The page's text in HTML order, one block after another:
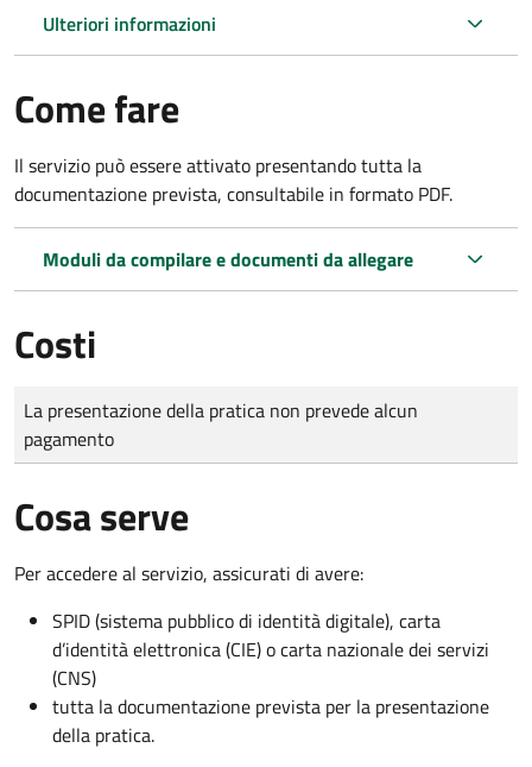
Ulteriori informazioni
Come fare
Il servizio può essere attivato presentando tutta la
documentazione prevista, consultabile in formato PDF.
Moduli da compilare e documenti da allegare
Costi
Tipo di pagamento
Importo
La presentazione della pratica non prevede alcun
pagamento
Cosa serve
Per accedere al servizio, assicurati di avere:
SPID (sistema pubblico di identità digitale), carta
d’identità elettronica (CIE) o carta nazionale dei servizi
(CNS)
tutta la documentazione prevista per la presentazione
della pratica.